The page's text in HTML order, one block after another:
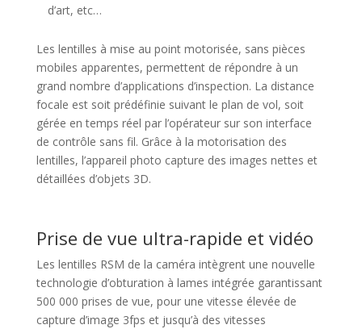
d’art, etc…
Les lentilles à mise au point motorisée, sans pièces
mobiles apparentes, permettent de répondre à un
grand nombre d’applications d’inspection. La distance
focale est soit prédéfinie suivant le plan de vol, soit
gérée en temps réel par l’opérateur sur son interface
de contrôle sans fil. Grâce à la motorisation des
lentilles, l’appareil photo capture des images nettes et
détaillées d’objets 3D.
Prise de vue ultra-rapide et vidéo
Les lentilles RSM de la caméra intègrent une nouvelle
technologie d’obturation à lames intégrée garantissant
500 000 prises de vue, pour une vitesse élevée de
capture d’image 3fps et jusqu’à des vitesses